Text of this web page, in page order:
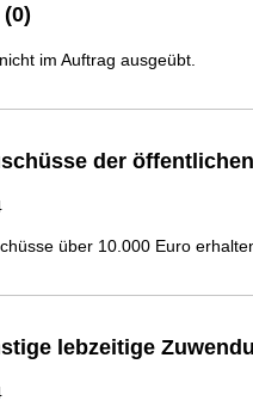
im Auftrag ausgeübt.
der
über 10.000 Euro
lebzeitige